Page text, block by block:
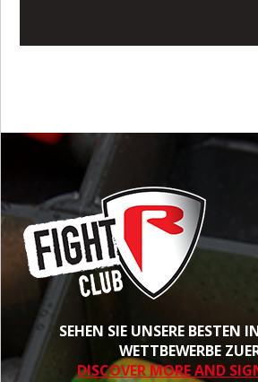
SEHEN SIE UNSERE BESTEN
WETTBEWERBE
DISCOVER MORE AND